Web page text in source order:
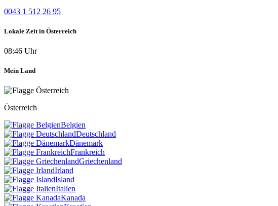
0043 1 512 26 95
Lokale Zeit in Österreich
08:46 Uhr
Mein Land
Österreich
Belgien
Deutschland
Dänemark
Frankreich
Griechenland
Irland
Island
Italien
Kanada